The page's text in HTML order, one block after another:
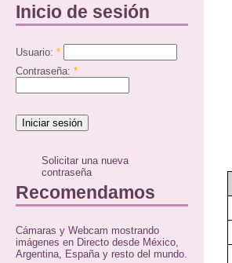
Inicio de sesión
Usuario: *
Contraseña: *
Solicitar una nueva
contraseña
Recomendamos
Cámaras y Webcam mostrando
imágenes en Directo desde México,
Argentina, España y resto del mundo.